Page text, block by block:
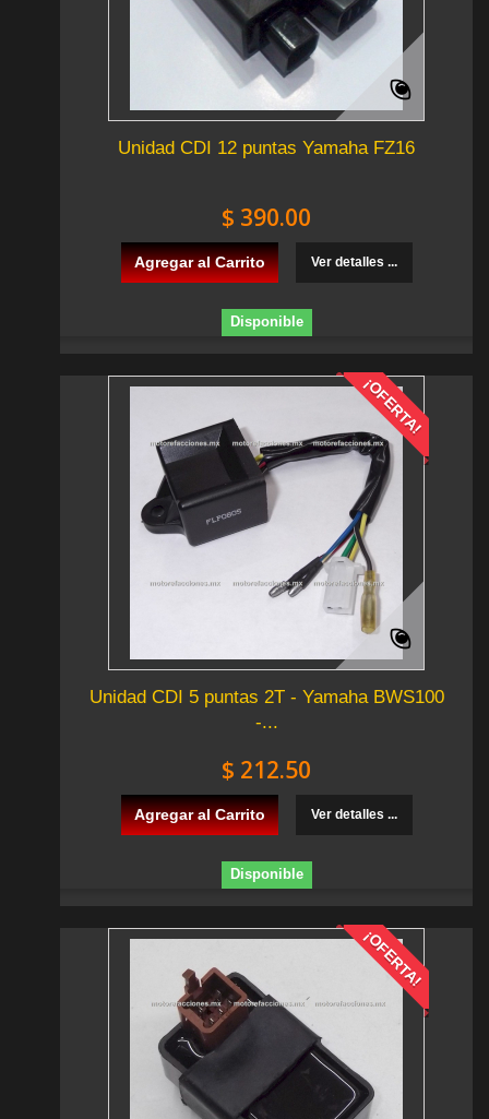
Unidad CDI 12 puntas Yamaha FZ16
$ 390.00
Agregar al Carrito Ver detalles ...
Disponible
¡OFERTA!
Unidad CDI 5 puntas 2T - Yamaha BWS100
-...
$ 212.50
Agregar al Carrito Ver detalles ...
Disponible
¡OFERTA!